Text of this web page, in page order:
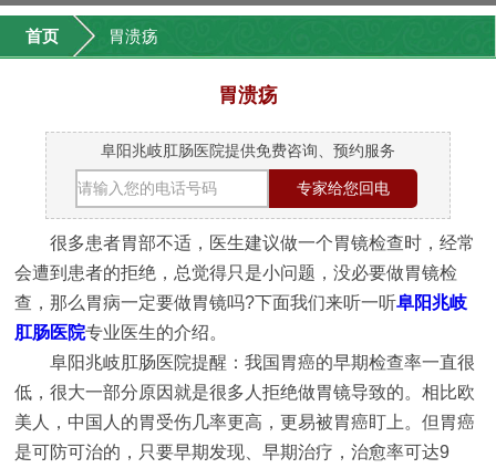
首页 胃溃疡
胃溃疡
阜阳兆岐肛肠医院提供免费咨询、预约服务
很多患者胃部不适，医生建议做一个胃镜检查时，经常
会遭到患者的拒绝，总觉得只是小问题，没必要做胃镜检
查，那么胃病一定要做胃镜吗?下面我们来听一听阜阳兆岐
肛肠医院专业医生的介绍。
阜阳兆岐肛肠医院提醒：我国胃癌的早期检查率一直很
低，很大一部分原因就是很多人拒绝做胃镜导致的。相比欧
美人，中国人的胃受伤几率更高，更易被胃癌盯上。但胃癌
是可防可治的，只要早期发现、早期治疗，治愈率可达9